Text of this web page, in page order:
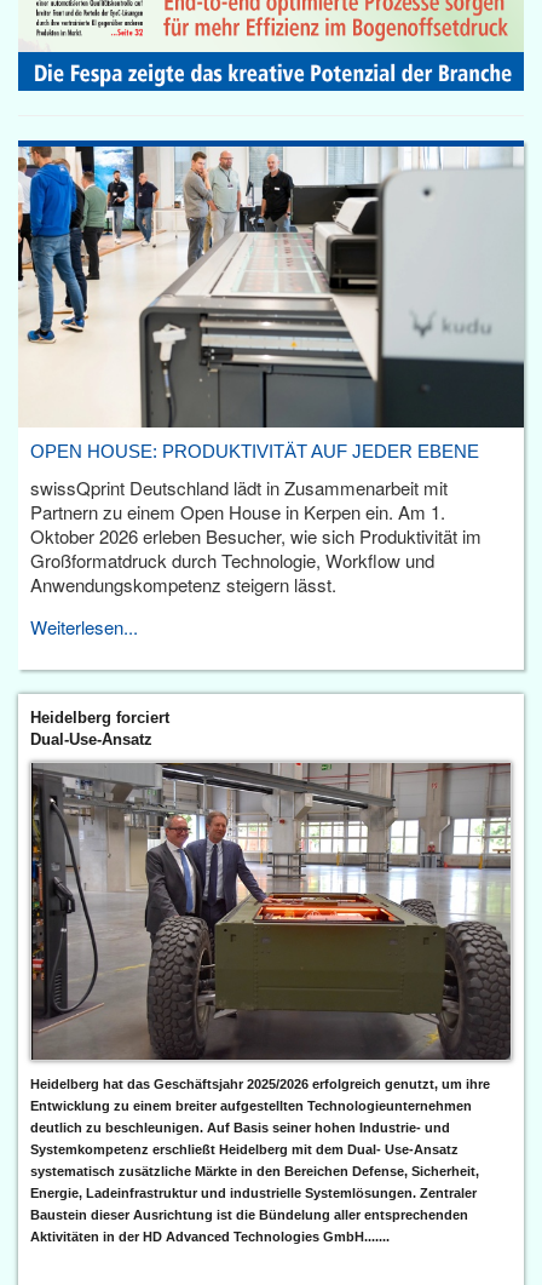
OPEN HOUSE: PRODUKTIVITÄT AUF JEDER EBENE
swissQprint Deutschland lädt in Zusammenarbeit mit
Partnern zu einem Open House in Kerpen ein. Am 1.
Oktober 2026 erleben Besucher, wie sich Produktivität im
Großformatdruck durch Technologie, Workflow und
Anwendungskompetenz steigern lässt.
Weiterlesen...
Heidelberg forciert
Dual-Use-Ansatz
Heidelberg hat das Geschäftsjahr 2025/2026 erfolgreich genutzt, um ihre
Entwicklung zu einem breiter aufgestellten Technologieunternehmen
deutlich zu beschleunigen. Auf Basis seiner hohen Industrie- und
Systemkompetenz erschließt Heidelberg mit dem Dual- Use-Ansatz
systematisch zusätzliche Märkte in den Bereichen Defense, Sicherheit,
Energie, Ladeinfrastruktur und industrielle Systemlösungen. Zentraler
Baustein dieser Ausrichtung ist die Bündelung aller entsprechenden
Aktivitäten in der HD Advanced Technologies GmbH.......